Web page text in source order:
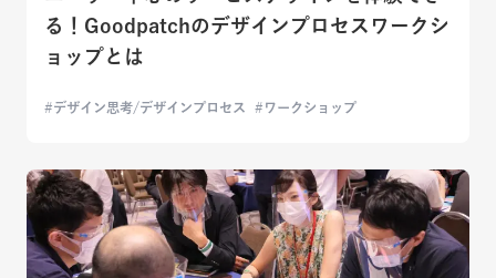
る！Goodpatchのデザインプロセスワークシ
ョップとは
デザイン思考/デザインプロセス ワークショップ